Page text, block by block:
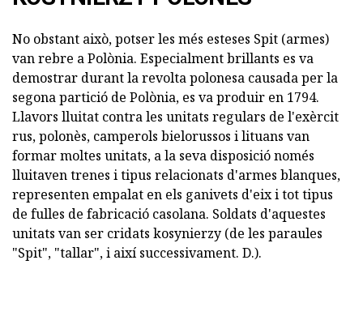
No obstant això, potser les més esteses Spit (armes)
van rebre a Polònia. Especialment brillants es va
demostrar durant la revolta polonesa causada per la
segona partició de Polònia, es va produir en 1794.
Llavors lluitat contra les unitats regulars de l'exèrcit
rus, polonès, camperols bielorussos i lituans van
formar moltes unitats, a la seva disposició només
lluitaven trenes i tipus relacionats d'armes blanques,
representen empalat en els ganivets d'eix i tot tipus
de fulles de fabricació casolana. Soldats d'aquestes
unitats van ser cridats kosynierzy (de les paraules
"Spit", "tallar", i així successivament. D.).